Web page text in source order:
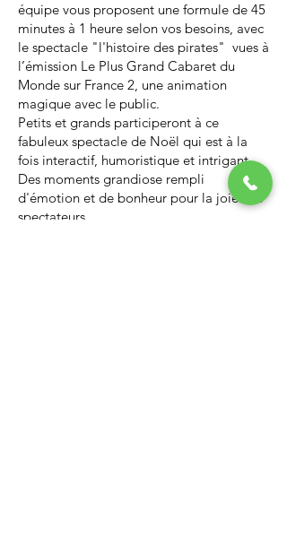
équipe vous proposent une formule de 45
minutes à 1 heure selon vos besoins, avec
le spectacle "l'histoire des pirates" vues à
l’émission Le Plus Grand Cabaret du
Monde sur France 2, une animation
magique avec le public.
Petits et grands participeront à ce
fabuleux spectacle de Noël qui est à la
fois interactif, humoristique et intrigant.
Des moments grandiose rempli
d'émotion et de bonheur pour la joie des
spectateurs.